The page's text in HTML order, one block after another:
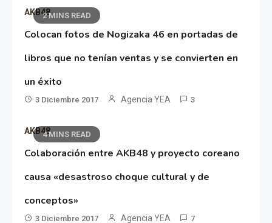
2 MINS READ
AKB48
Colocan fotos de Nogizaka 46 en portadas de
libros que no tenían ventas y se convierten en
un éxito
3 Diciembre 2017 Agencia YEA 3
4 MINS READ
AKB48
Colaboración entre AKB48 y proyecto coreano
causa «desastroso choque cultural y de
conceptos»
3 Diciembre 2017 Agencia YEA 7